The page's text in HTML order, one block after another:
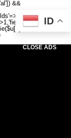
&&
CLOSE ADS
ID